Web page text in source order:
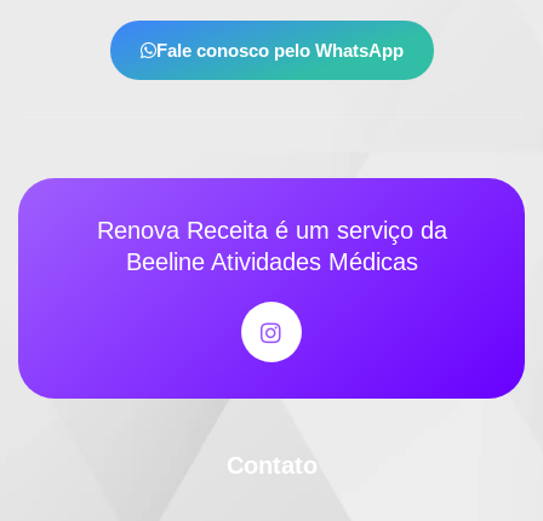
Fale conosco pelo WhatsApp
Renova Receita é um serviço da
Beeline Atividades Médicas
Contato